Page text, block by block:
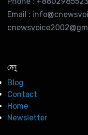
Email :
মেনু
Blog
Contact
Home
Newsletter